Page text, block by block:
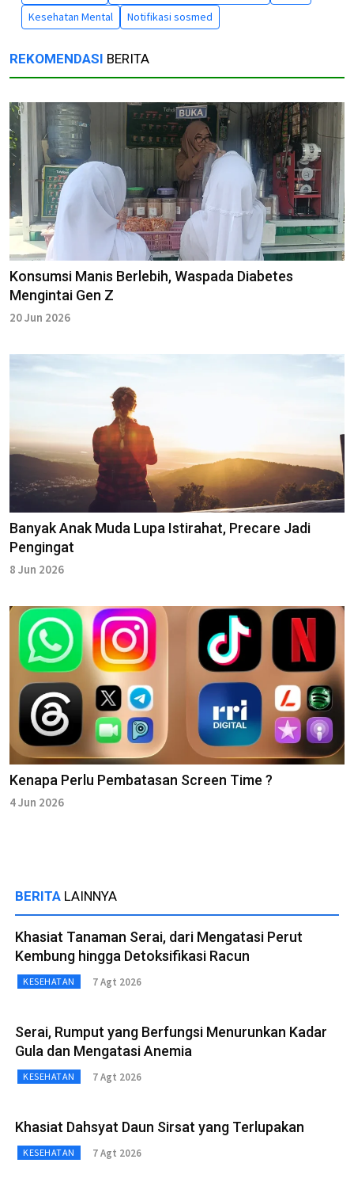
Kesehatan Mental Notifikasi sosmed
REKOMENDASI BERITA
Konsumsi Manis Berlebih, Waspada Diabetes
Mengintai Gen Z
20 Jun 2026
Banyak Anak Muda Lupa Istirahat, Precare Jadi
Pengingat
8 Jun 2026
Kenapa Perlu Pembatasan Screen Time ?
4 Jun 2026
BERITA LAINNYA
Khasiat Tanaman Serai, dari Mengatasi Perut
Kembung hingga Detoksifikasi Racun
KESEHATAN 7 Agt 2026
Serai, Rumput yang Berfungsi Menurunkan Kadar
Gula dan Mengatasi Anemia
KESEHATAN 7 Agt 2026
Khasiat Dahsyat Daun Sirsat yang Terlupakan
KESEHATAN 7 Agt 2026